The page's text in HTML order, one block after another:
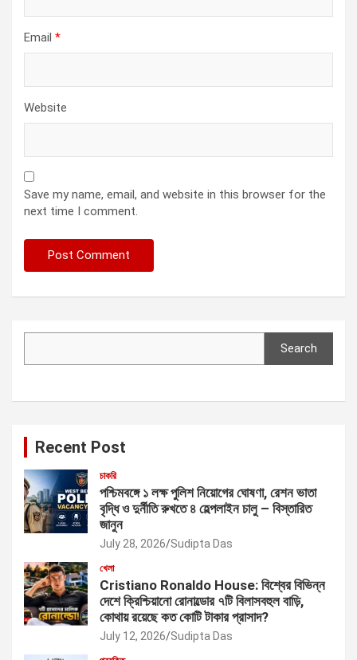
Email *
Website
Save my name, email, and website in this browser for the
next time I comment.
Search
Recent Post
চাকরি
পশ্চিমবঙ্গে ১ লক্ষ পুলিশ নিয়োগের ঘোষণা, রেশন ভাতা
বৃদ্ধি ও দুর্নীতি রুখতে ৪ হেল্পলাইন চালু – বিস্তারিত
জানুন
July 28, 2026 Sudipta Das
খেলা
Cristiano Ronaldo House: বিশ্বের বিভিন্ন
দেশে ক্রিশ্চিয়ানো রোনাল্ডোর ৭টি বিলাসবহুল বাড়ি,
কোথায় রয়েছে কত কোটি টাকার প্রাসাদ?
July 12, 2026 Sudipta Das